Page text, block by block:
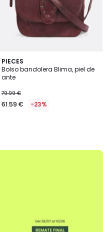
PIECES
Bolso bandolera Blima, piel de
ante
79.99 €
61.59 € -23%